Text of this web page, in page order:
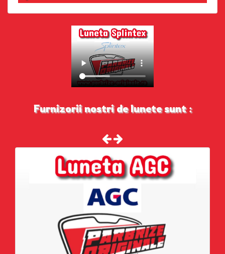
Furnizorii nostri de lunete sunt :